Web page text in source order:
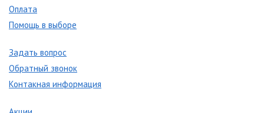
Оплата
Помощь в выборе
Задать вопрос
Обратный звонок
Контакная информация